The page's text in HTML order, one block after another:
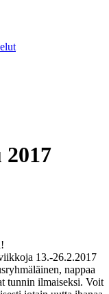
13.-26.2.2017
nappaa
tunnin ilmaiseksi. Voit